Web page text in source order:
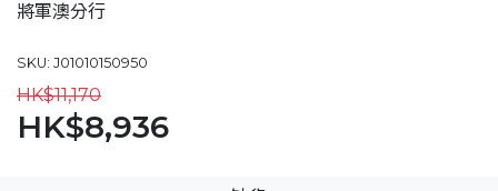
將軍澳分行
SKU: J01010150950
HK$11,170
HK$8,936